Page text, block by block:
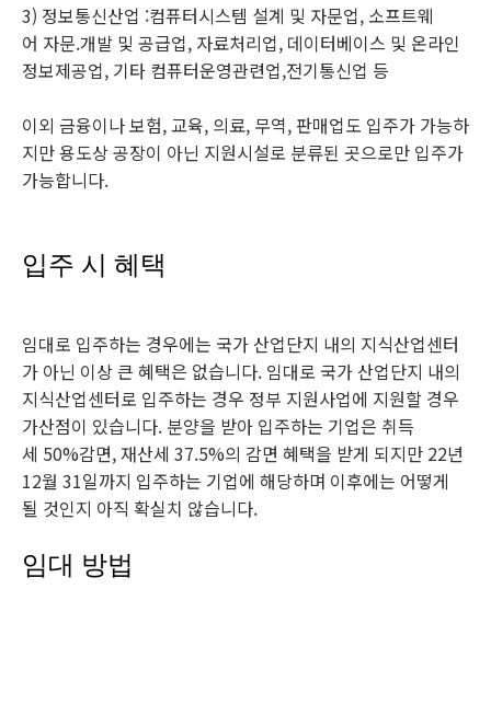
3) 정보통신산업 :컴퓨터시스템 설계 및 자문업, 소프트웨
어 자문.개발 및 공급업, 자료처리업, 데이터베이스 및 온라인
정보제공업, 기타 컴퓨터운영관련업,전기통신업 등
이외 금융이나 보험, 교육, 의료, 무역, 판매업도 입주가 가능하
지만 용도상 공장이 아닌 지원시설로 분류된 곳으로만 입주가
가능합니다.
입주 시 혜택
임대로 입주하는 경우에는 국가 산업단지 내의 지식산업센터
가 아닌 이상 큰 혜택은 없습니다. 임대로 국가 산업단지 내의
지식산업센터로 입주하는 경우 정부 지원사업에 지원할 경우
가산점이 있습니다. 분양을 받아 입주하는 기업은 취득
세 50%감면, 재산세 37.5%의 감면 혜택을 받게 되지만 22년
12월 31일까지 입주하는 기업에 해당하며 이후에는 어떻게
될 것인지 아직 확실치 않습니다.
임대 방법